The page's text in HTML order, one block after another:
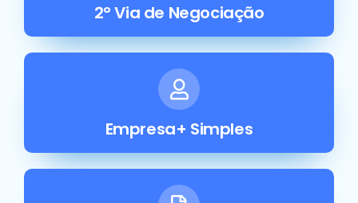
2° Via de Negociação
Empresa+ Simples